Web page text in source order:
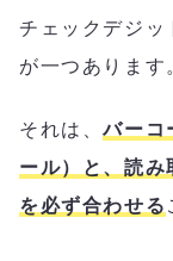
チェックデジッ
が一つあります
それは、バーコ
ール）と、読
を必ず合わせる